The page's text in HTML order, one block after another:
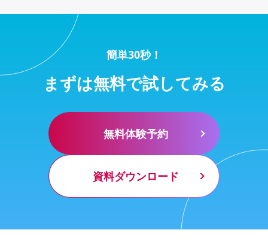
簡単30秒！
まずは無料で試してみる
無料体験予約
資料ダウンロード